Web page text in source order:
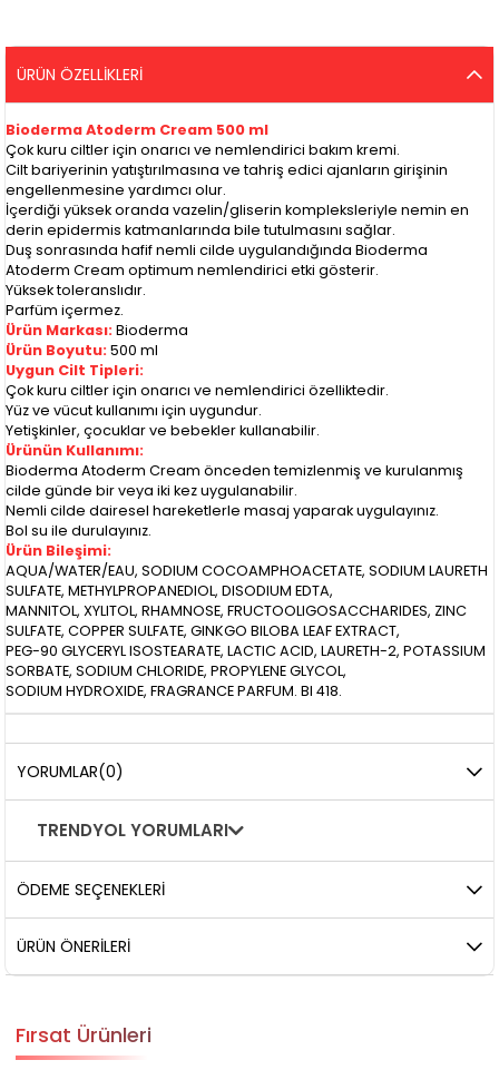
ÜRÜN ÖZELLIKLERI
Bioderma Atoderm Cream 500 ml
Çok kuru ciltler için onarıcı ve nemlendirici bakım kremi.
Cilt bariyerinin yatıştırılmasına ve tahriş edici ajanların girişinin
engellenmesine yardımcı olur.
İçerdiği yüksek oranda vazelin/gliserin kompleksleriyle nemin en
derin epidermis katmanlarında bile tutulmasını sağlar.
Duş sonrasında hafif nemli cilde uygulandığında Bioderma
Atoderm Cream optimum nemlendirici etki gösterir.
Yüksek toleranslıdır.
Parfüm içermez.
Ürün Markası: Bioderma
Ürün Boyutu: 500 ml
Uygun Cilt Tipleri:
Çok kuru ciltler için onarıcı ve nemlendirici özelliktedir.
Yüz ve vücut kullanımı için uygundur.
Yetişkinler, çocuklar ve bebekler kullanabilir.
Ürünün Kullanımı:
Bioderma Atoderm Cream önceden temizlenmiş ve kurulanmış
cilde günde bir veya iki kez uygulanabilir.
Nemli cilde dairesel hareketlerle masaj yaparak uygulayınız.
Bol su ile durulayınız.
Ürün Bileşimi:
AQUA/WATER/EAU, SODIUM COCOAMPHOACETATE, SODIUM LAURETH
SULFATE, METHYLPROPANEDIOL, DISODIUM EDTA,
MANNITOL, XYLITOL, RHAMNOSE, FRUCTOOLIGOSACCHARIDES, ZINC
SULFATE, COPPER SULFATE, GINKGO BILOBA LEAF EXTRACT,
PEG-90 GLYCERYL ISOSTEARATE, LACTIC ACID, LAURETH-2, POTASSIUM
SORBATE, SODIUM CHLORIDE, PROPYLENE GLYCOL,
SODIUM HYDROXIDE, FRAGRANCE PARFUM. BI 418.
YORUMLAR(0)
TRENDYOL YORUMLARI
ÖDEME SEÇENEKLERI
ÜRÜN ÖNERILERI
Fırsat Ürünleri